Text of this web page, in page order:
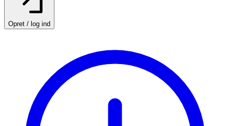
Opret / log ind